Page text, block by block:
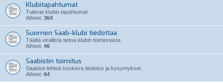
Klubitapahtumat
Tulevat klubin tapahtumat.
Aiheet: 364
Suomen Saab-klubi tiedottaa
Täältä virallista tietoa klubin toiminnasta.
Aiheet: 46
Saabistin toimitus
Saabisti-lehteä koskeva tiedotus ja kysymykset.
Aiheet: 64